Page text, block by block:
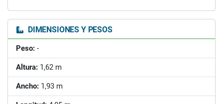
DIMENSIONES Y PESOS
Peso: -
Altura: 1,62 m
Ancho: 1,93 m